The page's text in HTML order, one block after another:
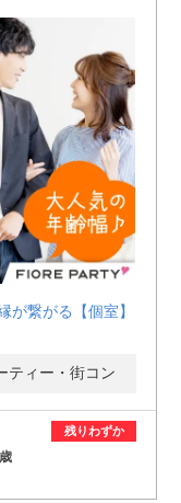
が繋がる【個室】
ティー・街コン
残りわずか